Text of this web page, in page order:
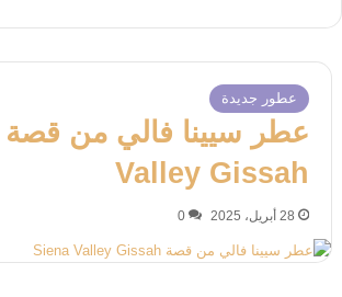
عطور جديدة
Valley Gissah
28 أبريل، 2025 0